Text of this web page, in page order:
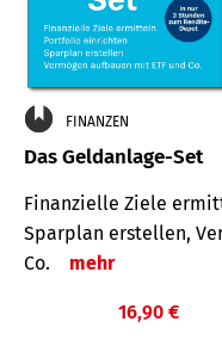
FINANZEN
Das Geldanlage-Set
Finanzielle Ziele
Sparplan erstellen,
Co.
mehr
16,90 €